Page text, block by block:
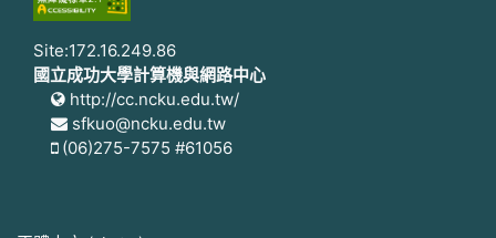
Site:172.16.249.86
國立成功大學計算機與網路中心
http://cc.ncku.edu.tw/
sfkuo@ncku.edu.tw
(06)275-7575 #61056